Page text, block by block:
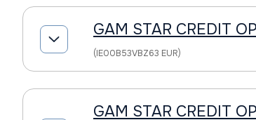
GAM STAR CREDIT
(IE00B53VBZ63 EUR)
GAM STAR CREDIT